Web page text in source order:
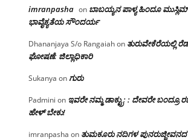
imranpasha on ಬಾಬಯ್ಯನ ಪಾಳ್ಯ ಹಿಂದೂ ಮುಸ್ಲಿಮ್
ಭಾವೈಕ್ಯತೆಯ ಸೌಂದರ್ಯ
Dhananjaya S/o Rangaiahon ತುರುವೇಕೆರೆಯಲ್ಲಿ
ಘೋಷಣೆ: ಜಿಲ್ಲಾಧಿಕಾರಿ
Sukanya onಗುರು
Padmini on ಇವರೇ ನಮ್ಮ ಡಾಕ್ಟ್ರು; : ದೇವರೇ ಬಂದ್ರೂ
ಹೇಳ್ ಬೇಕು!
imranpasha on ತುಮಕೂರು ನದಿಗಳ